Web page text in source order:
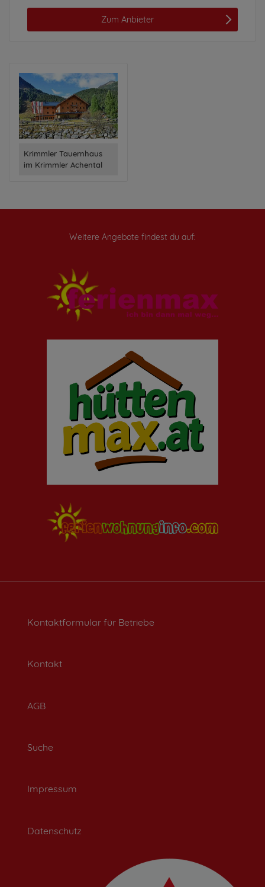
Zum Anbieter
Krimmler Tauernhaus
im Krimmler Achental
Weitere Angebote findest du auf:
Kontaktformular für Betriebe
Kontakt
AGB
Suche
Impressum
Datenschutz